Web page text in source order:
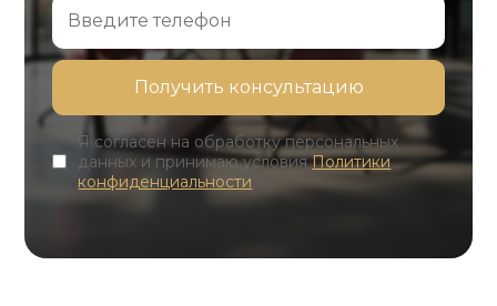
Я согласен на обработку персональных
данных и принимаю условияПолитики
конфиденциальности